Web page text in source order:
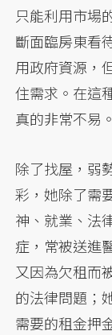
只能利用市場
斷面臨房東看
用政府資源，
住需求。在這
真的非常不易。
除了找屋，弱
彩，她除了需
神、就業、法
症，常被送進
又因為欠租而
的法律問題；
需要的租金押